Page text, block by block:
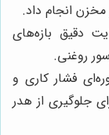
انجام داد.
دقیق بازه‌های
روغنی.
فشار کاری و
جلوگیری از هدر